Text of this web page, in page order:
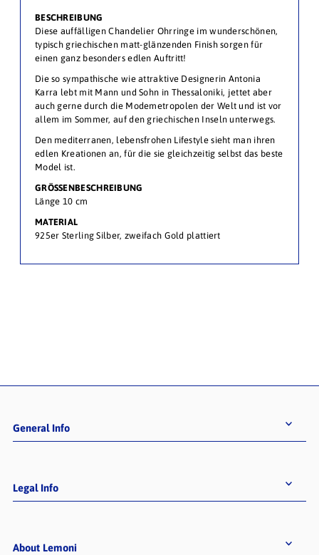
BESCHREIBUNG
Diese auffälligen Chandelier Ohrringe im wunderschönen,
typisch griechischen matt-glänzenden Finish sorgen für
einen ganz besonders edlen Auftritt!
Die so sympathische wie attraktive Designerin Antonia
Karra lebt mit Mann und Sohn in Thessaloniki, jettet aber
auch gerne durch die Modemetropolen der Welt und ist vor
allem im Sommer, auf den griechischen Inseln unterwegs.
Den mediterranen, lebensfrohen Lifestyle sieht man ihren
edlen Kreationen an, für die sie gleichzeitig selbst das beste
Model ist.
GRÖSSENBESCHREIBUNG
Länge 10 cm
MATERIAL
925er Sterling Silber, zweifach Gold plattiert
General Info
Legal Info
About Lemoni